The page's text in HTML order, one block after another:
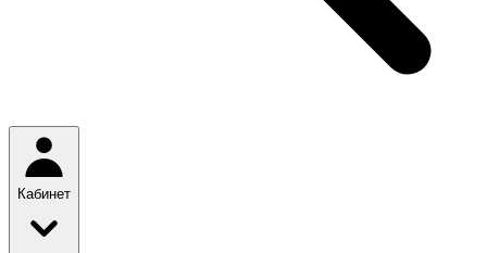
Кабинет